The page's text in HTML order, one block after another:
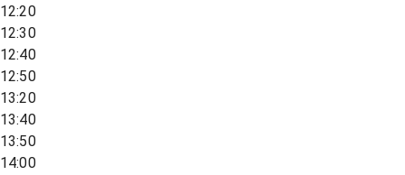
12:20
12:30
12:40
12:50
13:20
13:40
13:50
14:00